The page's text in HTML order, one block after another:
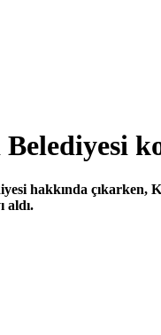
hakkında çıkarken,
aldı.